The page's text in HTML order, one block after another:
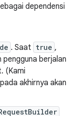
dependensi
. Saat true ,
berjalan
(Kami
akhirnya akan